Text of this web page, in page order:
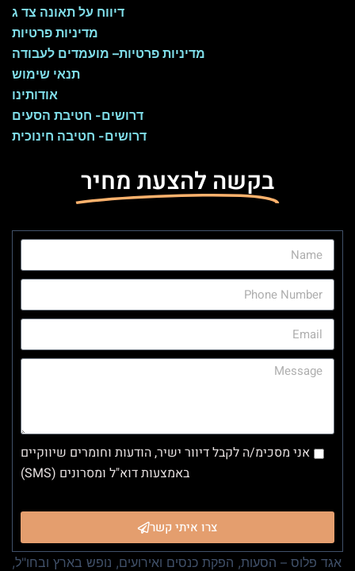
דיווח על תאונה צד ג
מדיניות פרטיות
מדיניות פרטיות– מועמדים לעבודה
תנאי שימוש
אודותינו
דרושים- חטיבת הסעים
דרושים- חטיבה חינוכית
בקשה להצעת מחיר
אני מסכימ/ה לקבל דיוור ישיר, הודעות וחומרים שיווקיים
באמצעות דוא"ל ומסרונים (SMS)
צרו איתי קשר
אגד פלוס – הסעות, הפקת כנסים ואירועים, נופש בארץ ובחו"ל,